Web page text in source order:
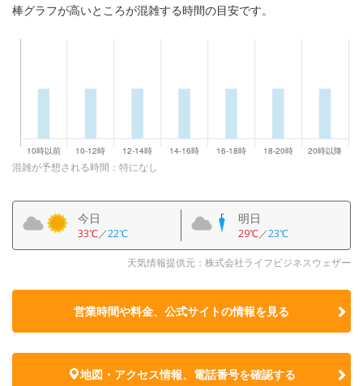
棒グラフが高いところが混雑する時間の目安です。
混雑が予想される時間：特になし
今日
33℃／22℃
明日
29℃／23℃
天気情報提供元：株式会社ライフビジネスウェザー
営業時間や料金、公式サイトの情報を見る
地図・アクセス情報、電話番号を確認する